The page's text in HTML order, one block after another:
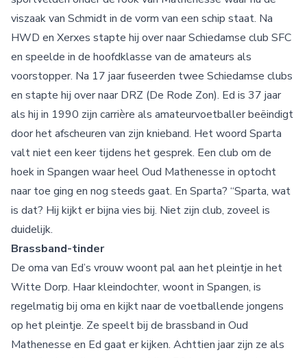
viszaak van Schmidt in de vorm van een schip staat. Na
HWD en Xerxes stapte hij over naar Schiedamse club SFC
en speelde in de hoofdklasse van de amateurs als
voorstopper. Na 17 jaar fuseerden twee Schiedamse clubs
en stapte hij over naar DRZ (De Rode Zon). Ed is 37 jaar
als hij in 1990 zijn carrière als amateurvoetballer beëindigt
door het afscheuren van zijn knieband. Het woord Sparta
valt niet een keer tijdens het gesprek. Een club om de
hoek in Spangen waar heel Oud Mathenesse in optocht
naar toe ging en nog steeds gaat. En Sparta? “Sparta, wat
is dat? Hij kijkt er bijna vies bij. Niet zijn club, zoveel is
duidelijk.
Brassband-tinder
De oma van Ed’s vrouw woont pal aan het pleintje in het
Witte Dorp. Haar kleindochter, woont in Spangen, is
regelmatig bij oma en kijkt naar de voetballende jongens
op het pleintje. Ze speelt bij de brassband in Oud
Mathenesse en Ed gaat er kijken. Achttien jaar zijn ze als